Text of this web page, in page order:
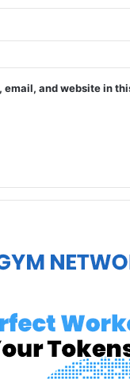
email, and website in